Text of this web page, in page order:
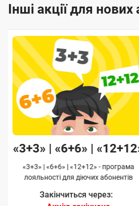
Інші акції для нових
«3+3» | «6+6» |
«3+3» | «6+6» | «12+12» - програма
лояльності для діючих абонентів
Закінчиться через: